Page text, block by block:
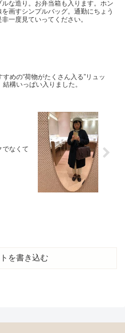
な造り。お弁当箱も入ります。ホン
画すシンプルバッグ。通勤にちょう
一度見ていってください。
すめの“荷物がたくさん入る”リュッ
結構いっぱい入りました。
でなくて
を書き込む